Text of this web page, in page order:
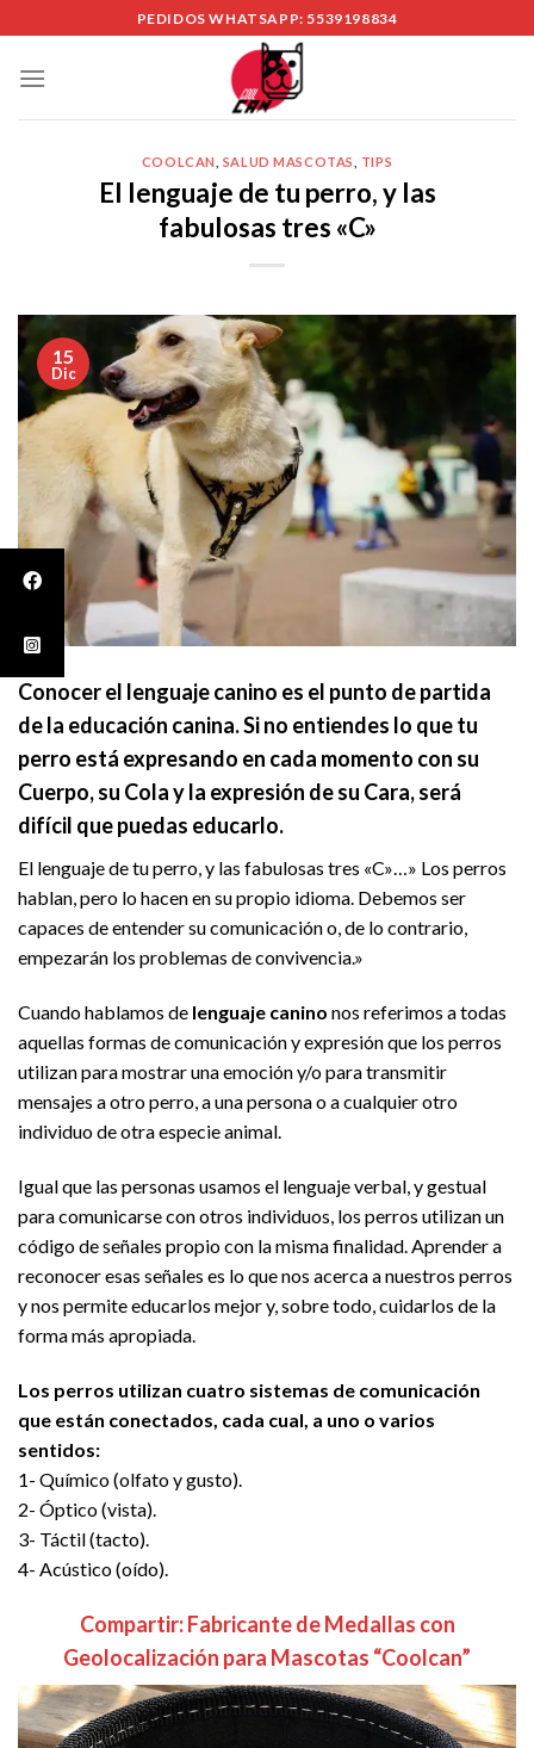
to
content
PEDIDOS WHATSAPP: 5539198834
COOLCAN SALUD MASCOTAS TIPS
El lenguaje de tu perro, y las
fabulosas tres «C»
15
Dic
Conocer el lenguaje canino es el punto de partida
de la educación canina. Si no entiendes lo que tu
perro está expresando en cada momento con su
Cuerpo, su Cola y la expresión de su Cara, será
difícil que puedas educarlo.
El lenguaje de tu perro, y las fabulosas tres «C»…» Los perros
hablan, pero lo hacen en su propio idioma. Debemos ser
capaces de entender su comunicación o, de lo contrario,
empezarán los problemas de convivencia.»
Cuando hablamos de lenguaje canino nos referimos a todas
aquellas formas de comunicación y expresión que los perros
utilizan para mostrar una emoción y/o para transmitir
mensajes a otro perro, a una persona o a cualquier otro
individuo de otra especie animal.
Igual que las personas usamos el lenguaje verbal, y gestual
para comunicarse con otros individuos, los perros utilizan un
código de señales propio con la misma finalidad. Aprender a
reconocer esas señales es lo que nos acerca a nuestros perros
y nos permite educarlos mejor y, sobre todo, cuidarlos de la
forma más apropiada.
Los perros utilizan cuatro sistemas de comunicación
que están conectados, cada cual, a uno o varios
sentidos:
1- Químico (olfato y gusto).
2- Óptico (vista).
3- Táctil (tacto).
4- Acústico (oído).
Compartir: Fabricante de Medallas con
Geolocalización para Mascotas “Coolcan”